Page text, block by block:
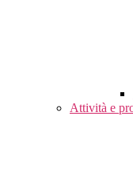
Attività e